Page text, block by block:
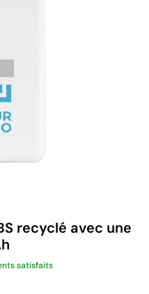
recyclé avec une
satisfaits